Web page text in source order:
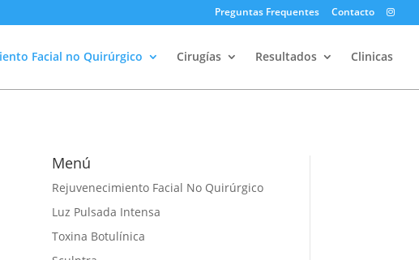
Preguntas Frequentes Contacto
Facial no Quirúrgico Cirugías Resultados Clinicas
Menú
Rejuvenecimiento Facial No Quirúrgico
Luz Pulsada Intensa
Toxina Botulínica